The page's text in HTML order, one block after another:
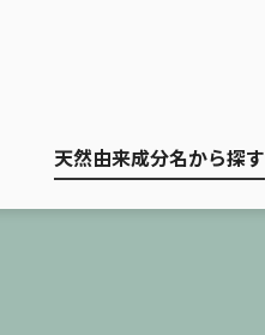
天然由来成分名から探す